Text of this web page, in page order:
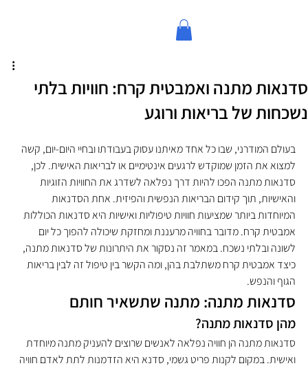
סדנאות מתנה ואמבטית קרח: חוויות בלתי
נשכחות של בריאות ורוגע
בעולם המודרני, שבו כל אחד מאיתנו עסוק בעבודתו ובחיי היום-יום, קשה
למצוא את הזמן שמוקדש לרגעים אינטימיים או לבריאות האישית. לכן,
סדנאות מתנה הפכו להיות דרך נפלאה לשדרג את החוויות הזוגיות
והאישיות, תוך קידום הבריאות הנפשית והפיזית. אחת הסדנאות
המיוחדות ביותר שמציעות חוויות טיפוליות ואישיות היא סדנאות הכוללות
אמבטית קרח. מדובר בחוויה מרעננת ומחזקת שיכולה להפוך כל יום
לשונה ובלתי נשכח. במאמר זה נסקור את היתרונות של סדנאות מתנה,
כיצד אמבטית קרח משתלבת בהן, ומה הקשר בין טיפול זה לבין בריאות
הגוף והנפש.
סדנאות מתנה: מתנה שתשאיר חותם
מהן סדנאות מתנה?
סדנאות מתנה הן חוויה נפלאה לאנשים שרוצים להעניק מתנה מיוחדת
ואישית. במקום לקנות פריט גשמי, סדנא היא הזדמנות לתת לאדם חוויה